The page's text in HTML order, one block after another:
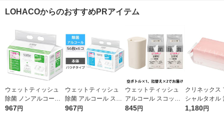
個：5個入×2パック） ク12ロール入）花の
入）（イチオシ）
LOHACOからのおすすめPRアイテム
ウェットティッシュ
除菌 ノンアルコール
スコッティ ウェット
967円
ウェットティッシュ
除菌 アルコール スコ
ッティ ウェットティ
967円
ウェットティッシュ
アルコール スコッテ
ィ パーフェクトフィ
845円
クリネックス
シャルタオル
HADA 100枚
1,180円